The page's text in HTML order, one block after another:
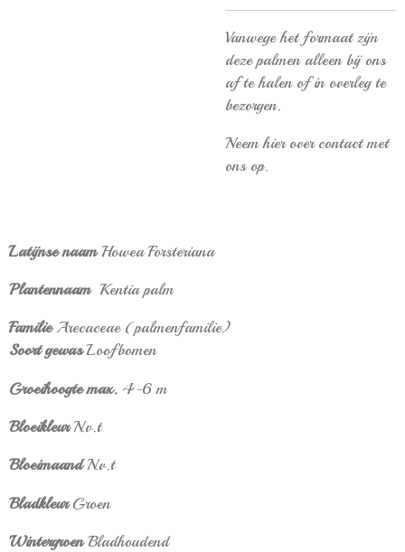
Vanwege het formaat zijn
deze palmen alleen bij ons
af te halen of in overleg te
bezorgen.
Neem hier over contact met
ons op.
Latijnse naamHowea Forsteriana
Plantennaam Kentia palm
FamilieArecaceae (palmenfamilie)
Soort gewasLoofbomen
Groeihoogte max. 4-6 m
BloeikleurN.v.t
BloeimaandN.v.t
BladkleurGroen
WintergroenBladhoudend